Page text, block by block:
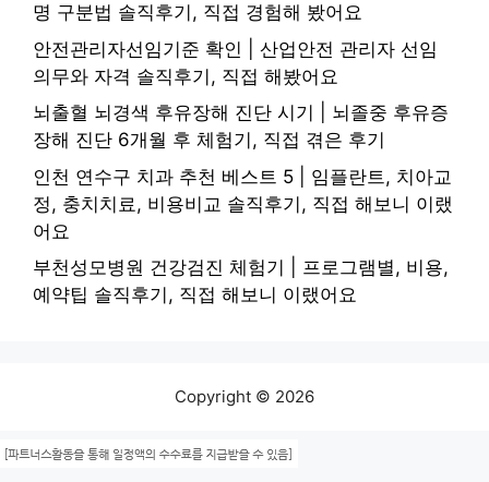
명 구분법 솔직후기, 직접 경험해 봤어요
안전관리자선임기준 확인 | 산업안전 관리자 선임
의무와 자격 솔직후기, 직접 해봤어요
뇌출혈 뇌경색 후유장해 진단 시기 | 뇌졸중 후유증
장해 진단 6개월 후 체험기, 직접 겪은 후기
인천 연수구 치과 추천 베스트 5 | 임플란트, 치아교
정, 충치치료, 비용비교 솔직후기, 직접 해보니 이랬
어요
부천성모병원 건강검진 체험기 | 프로그램별, 비용,
예약팁 솔직후기, 직접 해보니 이랬어요
Copyright © 2026